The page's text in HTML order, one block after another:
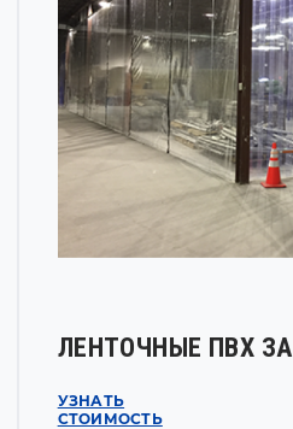
ЛЕНТОЧНЫЕ ПВХ
УЗНАТЬ
СТОИМОСТЬ